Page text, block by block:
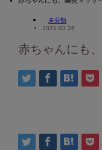
未分類
2021.03.26
赤ちゃんにも